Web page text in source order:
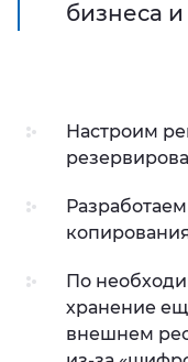
бизнеса
Настроим
По
хранение
внешнем